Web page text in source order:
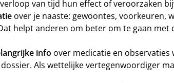
van tijd hun effect of veroorzaken
over je naaste: gewoontes, voorkeuren,
helpt anderen om beter om te gaan met
info over medicatie en
Als wettelijke vertegenwoordiger